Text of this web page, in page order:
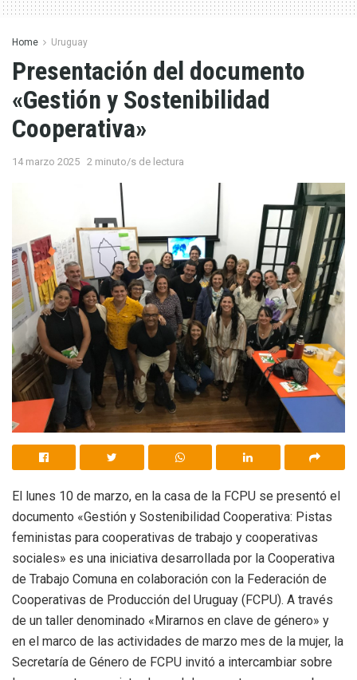
Home Uruguay
Presentación del documento
«Gestión y Sostenibilidad
Cooperativa»
14 marzo 2025 2 minuto/s de lectura
El lunes 10 de marzo, en la casa de la FCPU se presentó el
documento «Gestión y Sostenibilidad Cooperativa: Pistas
feministas para cooperativas de trabajo y cooperativas
sociales» es una iniciativa desarrollada por la Cooperativa
de Trabajo Comuna en colaboración con la Federación de
Cooperativas de Producción del Uruguay (FCPU). A través
de un taller denominado «Mirarnos en clave de género» y
en el marco de las actividades de marzo mes de la mujer, la
Secretaría de Género de FCPU invitó a intercambiar sobre